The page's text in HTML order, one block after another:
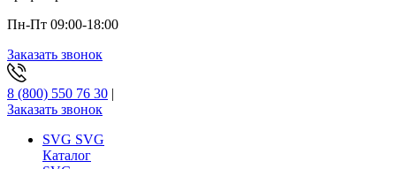
Пн-Пт 09:00-18:00
Заказать звонок
8 (800) 550 76 30 |
Заказать звонок
SVG SVG
Каталог